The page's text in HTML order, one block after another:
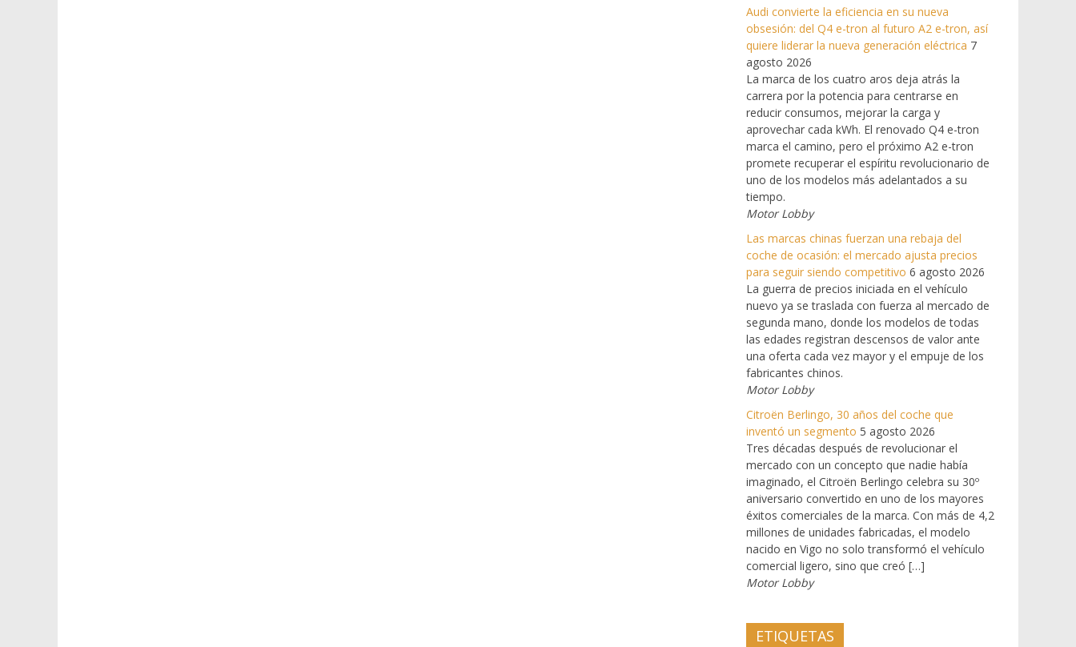
Audi convierte la eficiencia en su nueva
obsesión: del Q4 e-tron al futuro A2 e-tron, así
quiere liderar la nueva generación eléctrica 7
agosto 2026
La marca de los cuatro aros deja atrás la
carrera por la potencia para centrarse en
reducir consumos, mejorar la carga y
aprovechar cada kWh. El renovado Q4 e-tron
marca el camino, pero el próximo A2 e-tron
promete recuperar el espíritu revolucionario de
uno de los modelos más adelantados a su
tiempo.
Motor Lobby
Las marcas chinas fuerzan una rebaja del
coche de ocasión: el mercado ajusta precios
para seguir siendo competitivo 6 agosto 2026
La guerra de precios iniciada en el vehículo
nuevo ya se traslada con fuerza al mercado de
segunda mano, donde los modelos de todas
las edades registran descensos de valor ante
una oferta cada vez mayor y el empuje de los
fabricantes chinos.
Motor Lobby
Citroën Berlingo, 30 años del coche que
inventó un segmento 5 agosto 2026
Tres décadas después de revolucionar el
mercado con un concepto que nadie había
imaginado, el Citroën Berlingo celebra su 30º
aniversario convertido en uno de los mayores
éxitos comerciales de la marca. Con más de 4,2
millones de unidades fabricadas, el modelo
nacido en Vigo no solo transformó el vehículo
comercial ligero, sino que creó […]
Motor Lobby
ETIQUETAS